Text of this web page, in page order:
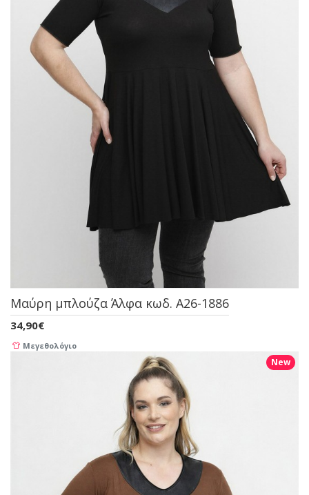
Μαύρη μπλούζα Άλφα κωδ. A26-1886
34,90€
Μεγεθολόγιο
New